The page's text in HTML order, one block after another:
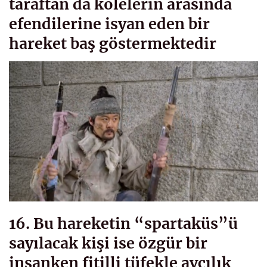
taraftan da kölelerin arasında
efendilerine isyan eden bir
hareket baş göstermektedir
16. Bu hareketin “spartaküs”ü
sayılacak kişi ise özgür bir
insanken fitilli tüfekle avcılık